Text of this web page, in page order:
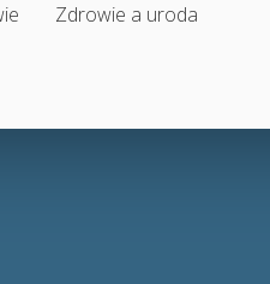
Zdrowie a uroda